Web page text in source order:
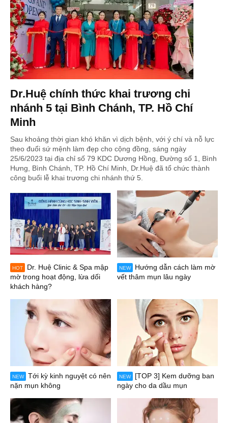
Dr.Huệ chính thức khai trương chi
nhánh 5 tại Bình Chánh, TP. Hồ Chí
Minh
Sau khoảng thời gian khó khăn vì dịch bệnh, với ý chí và nỗ lực
theo đuổi sứ mệnh làm đẹp cho cộng đồng, sáng ngày
25/6/2023 tại địa chỉ số 79 KDC Dương Hồng, Đường số 1, Bình
Hưng, Bình Chánh, TP. Hồ Chí Minh, Dr.Huệ đã tổ chức thành
công buổi lễ khai trương chi nhánh thứ 5.
HOT
Dr. Huệ Clinic & Spa mập
mờ trong hoạt động, lừa dối
khách hàng?
NEW
Hướng dẫn cách làm mờ
vết thâm mụn lâu ngày
NEW
Tới kỳ kinh nguyệt có nên
nặn mụn không
NEW
[TOP 3] Kem dưỡng ban
ngày cho da dầu mụn